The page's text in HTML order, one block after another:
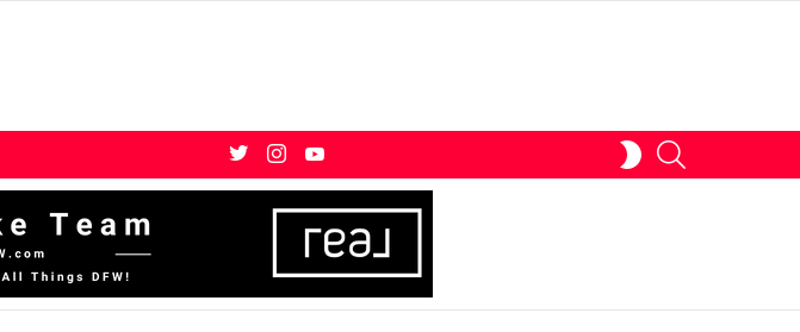
twitterinstagram
SWITCH
SKIN